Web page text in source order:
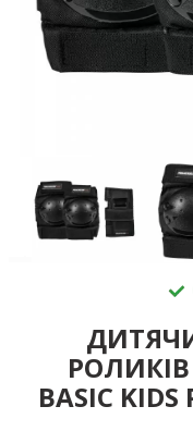
РОЛИКІВ
BASIC KIDS